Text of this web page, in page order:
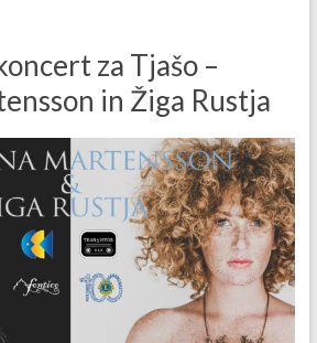
za Tjašo –
in Žiga Rustja